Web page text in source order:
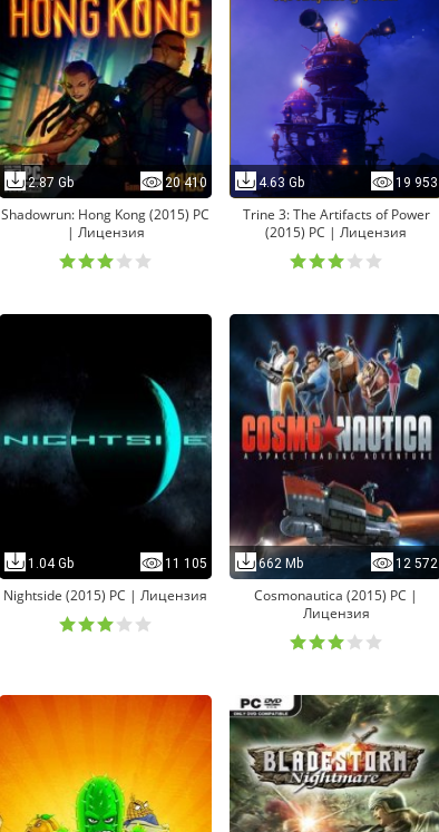
2.87 Gb 20 410
Shadowrun: Hong Kong (2015) PC
| Лицензия
4.63 Gb 19 953
Trine 3: The Artifacts of Power
(2015) PC | Лицензия
1.04 Gb 11 105
Nightside (2015) PC | Лицензия
662 Mb 12 572
Cosmonautica (2015) PC |
Лицензия